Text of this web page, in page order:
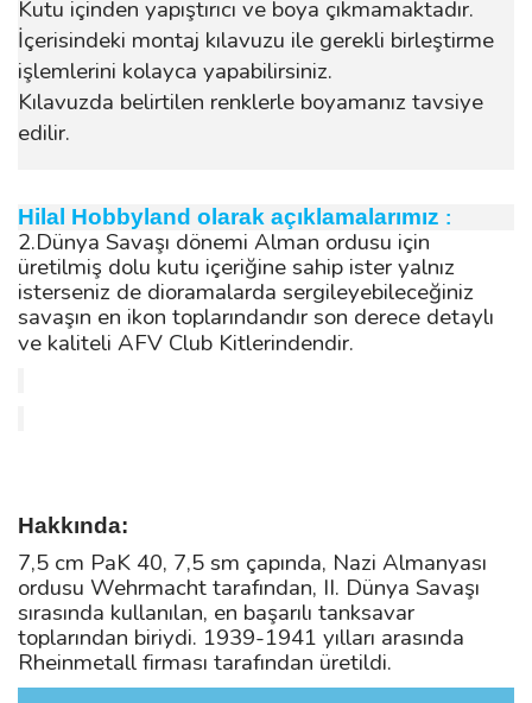
Kutu içinden yapıştırıcı ve boya çıkmamaktadır.
İçerisindeki montaj kılavuzu ile gerekli birleştirme
işlemlerini kolayca yapabilirsiniz.
Kılavuzda belirtilen renklerle boyamanız tavsiye
edilir.
Hilal Hobbyland olarak açıklamalarımız :
2.Dünya Savaşı dönemi Alman ordusu için
üretilmiş dolu kutu içeriğine sahip ister yalnız
isterseniz de dioramalarda sergileyebileceğiniz
savaşın en ikon toplarındandır son derece detaylı
ve kaliteli AFV Club Kitlerindendir.
Hakkında:
7,5 cm PaK 40, 7,5 sm çapında, Nazi Almanyası
ordusu Wehrmacht tarafından, II. Dünya Savaşı
sırasında kullanılan, en başarılı tanksavar
toplarından biriydi. 1939-1941 yılları arasında
Rheinmetall firması tarafından üretildi.